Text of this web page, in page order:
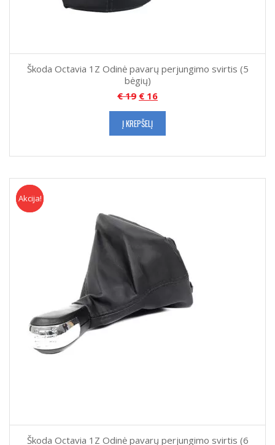
Škoda Octavia 1Z Odinė pavarų perjungimo svirtis (5
bėgių)
€19 € 16
Į KREPŠELĮ
Akcija
Akcija!
Škoda Octavia 1Z Odinė pavarų perjungimo svirtis (6